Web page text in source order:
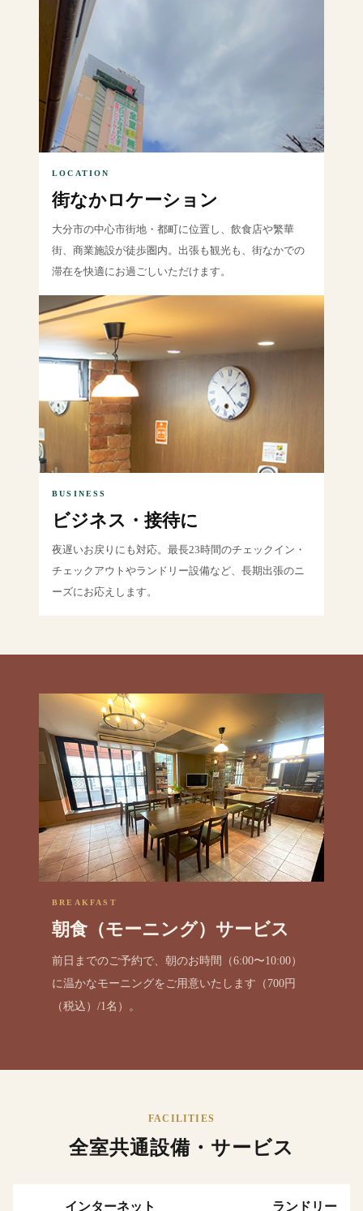
LOCATION
街なかロケーション
大分市の中心市街地・都町に位置し、飲食店や繁華
街、商業施設が徒歩圏内。出張も観光も、街なかでの
滞在を快適にお過ごしいただけます。
BUSINESS
ビジネス・接待に
夜遅いお戻りにも対応。最長23時間のチェックイン・
チェックアウトやランドリー設備など、長期出張のニ
ーズにお応えします。
BREAKFAST
朝食（モーニング）サービス
前日までのご予約で、朝のお時間（6:00〜10:00）
に温かなモーニングをご用意いたします（700円
（税込）/1名）。
FACILITIES
全室共通設備・サービス
インターネット ランドリー